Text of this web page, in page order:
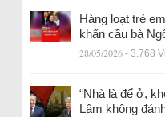
Hàng loạt trẻ
khẩn cầu bà
28/05/2026 - 3.768
“Nhà là để ở,
Lâm không